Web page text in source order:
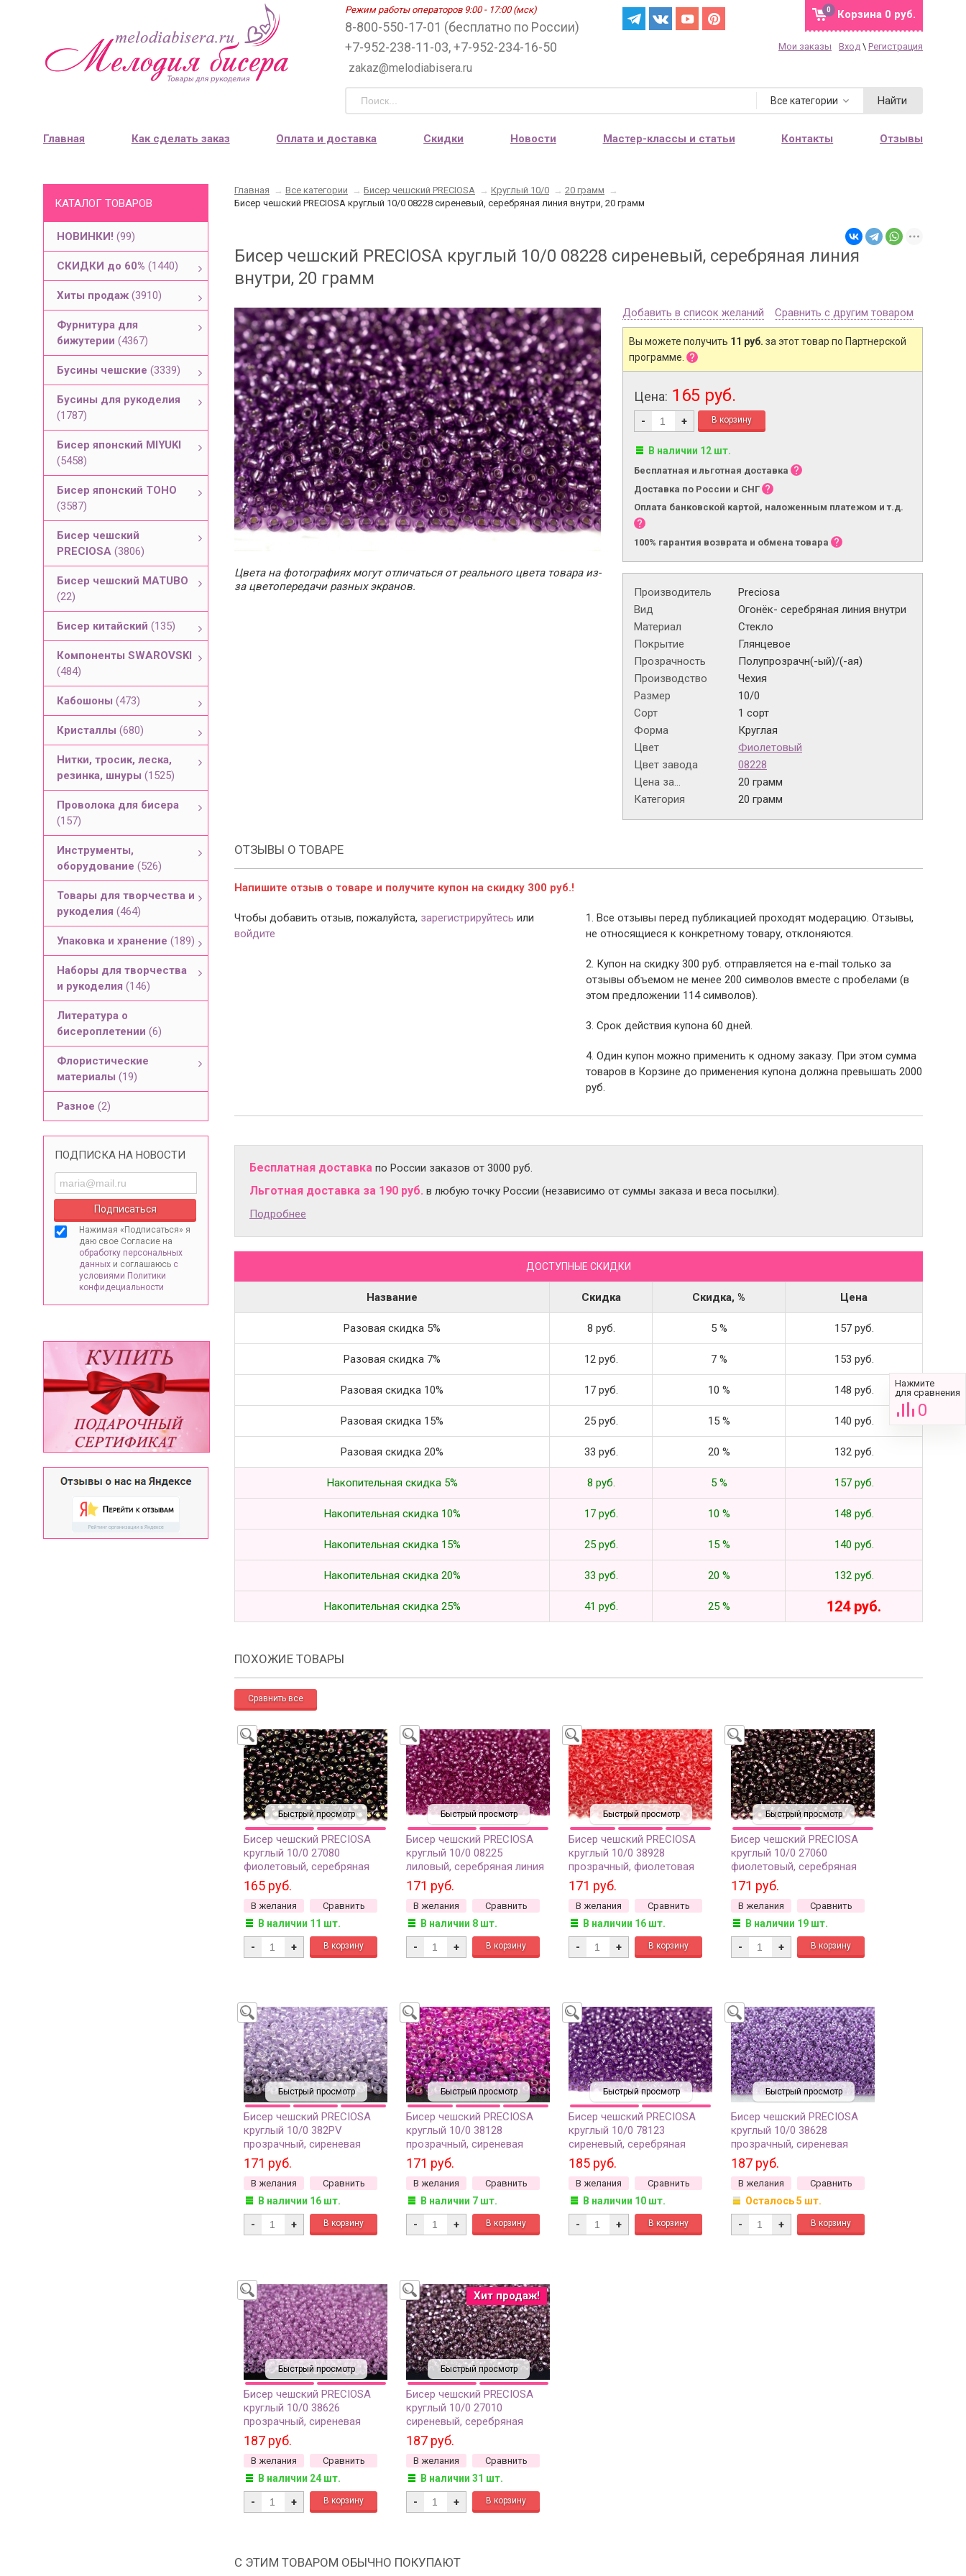
Режим работы операторов 9:00 - 17:00 (мск)
8-800-550-17-01 (бесплатно по России)
+7-952-238-11-03, +7-952-234-16-50
zakaz@melodiabisera.ru
Корзина 0 руб.
0
Мои заказы Вход \ Регистрация
Все категории Найти
Главная Как сделать заказ Оплата и доставка Скидки Новости Мастер-классы и статьи Контакты Отзывы
КАТАЛОГ ТОВАРОВ
НОВИНКИ! (99)
СКИДКИ до 60% (1440)
Хиты продаж (3910)
Фурнитура для
бижутерии (4367)
Бусины чешские (3339)
Бусины для рукоделия
(1787)
Бисер японский MIYUKI
(5458)
Бисер японский TOHO
(3587)
Бисер чешский
PRECIOSA (3806)
Бисер чешский MATUBO
(22)
Бисер китайский (135)
Компоненты SWAROVSKI
(484)
Кабошоны (473)
Кристаллы (680)
Нитки, тросик, леска,
резинка, шнуры (1525)
Проволока для бисера
(157)
Инструменты,
оборудование (526)
Товары для творчества и
рукоделия (464)
Упаковка и хранение (189)
Наборы для творчества
и рукоделия (146)
Литература о
бисероплетении (6)
Флористические
материалы (19)
Разное (2)
ПОДПИСКА НА НОВОСТИ
Нажимая «Подписаться» я
даю свое Согласие на
обработку персональных
данных и соглашаюсь с
условиями Политики
конфидециальности
Главная → Все категории → Бисер чешский PRECIOSA → Круглый 10/0 → 20 грамм
→
Бисер чешский PRECIOSA круглый 10/0 08228 сиреневый, серебряная линия внутри, 20 грамм
Бисер чешский PRECIOSA круглый 10/0 08228 сиреневый, серебряная линия
внутри, 20 грамм
Цвета на фотографиях могут отличаться от реального цвета товара из-
за цветопередачи разных экранов.
Добавить в список желаний Сравнить с другим товаром
Вы можете получить 11 руб. за этот товар по Партнерской
программе.
Цена: 165 руб.
- +
В наличии 12 шт.
Бесплатная и льготная доставка
Доставка по России и СНГ
Оплата банковской картой, наложенным платежом и т.д.
100% гарантия возврата и обмена товара
Производитель
Preciosa
Вид
Огонёк- серебряная линия внутри
Материал
Стекло
Покрытие
Глянцевое
Прозрачность
Полупрозрачн(-ый)/(-ая)
Производство
Чехия
Размер
10/0
Сорт
1 сорт
Форма
Круглая
Цвет
Фиолетовый
Цвет завода
08228
Цена за...
20 грамм
Категория
20 грамм
ОТЗЫВЫ О ТОВАРЕ
Напишите отзыв о товаре и получите купон на скидку 300 руб.!
Чтобы добавить отзыв, пожалуйста, зарегистрируйтесь или
войдите
1. Все отзывы перед публикацией проходят модерацию. Отзывы,
не относящиеся к конкретному товару, отклоняются.
2. Купон на скидку 300 руб. отправляется на e-mail только за
отзывы объемом не менее 200 символов вместе с пробелами (в
этом предложении 114 символов).
3. Срок действия купона 60 дней.
4. Один купон можно применить к одному заказу. При этом сумма
товаров в Корзине до применения купона должна превышать 2000
руб.
Бесплатная доставка по России заказов от 3000 руб.
Льготная доставка за 190 руб. в любую точку России (независимо от суммы заказа и веса посылки).
Подробнее
ДОСТУПНЫЕ СКИДКИ
Название Скидка Скидка, % Цена
Разовая скидка 5% 8 руб. 5 % 157 руб.
Разовая скидка 7% 12 руб. 7 % 153 руб.
Разовая скидка 10% 17 руб. 10 % 148 руб.
Разовая скидка 15% 25 руб. 15 % 140 руб.
Разовая скидка 20% 33 руб. 20 % 132 руб.
Накопительная скидка 5% 8 руб. 5 % 157 руб.
Накопительная скидка 10% 17 руб. 10 % 148 руб.
Накопительная скидка 15% 25 руб. 15 % 140 руб.
Накопительная скидка 20% 33 руб. 20 % 132 руб.
Накопительная скидка 25% 41 руб. 25 % 124 руб.
ПОХОЖИЕ ТОВАРЫ
Быстрый просмотр
Бисер чешский PRECIOSA
круглый 10/0 27080
фиолетовый, серебряная
линия внутри, квадратное
отверстие, 20 грамм
165 руб.
В желания Сравнить
В наличии 11 шт.
- +
Быстрый просмотр
Бисер чешский PRECIOSA
круглый 10/0 08225
лиловый, серебряная линия
внутри, 20 грамм
171 руб.
В желания Сравнить
В наличии 8 шт.
- +
Быстрый просмотр
Бисер чешский PRECIOSA
круглый 10/0 38928
прозрачный, фиолетовая
перламутровая линия
внутри, 20 грамм
171 руб.
В желания Сравнить
В наличии 16 шт.
- +
Быстрый просмотр
Бисер чешский PRECIOSA
круглый 10/0 27060
фиолетовый, серебряная
линия внутри, квадратное
отверстие, 20 грамм
171 руб.
В желания Сравнить
В наличии 19 шт.
- +
Быстрый просмотр
Бисер чешский PRECIOSA
круглый 10/0 382PV
прозрачный, сиреневая
перламутровая линия
внутри, 20 грамм
171 руб.
В желания Сравнить
В наличии 16 шт.
- +
Быстрый просмотр
Бисер чешский PRECIOSA
круглый 10/0 38128
прозрачный, сиреневая
линия внутри, 20 грамм
171 руб.
В желания Сравнить
В наличии 7 шт.
- +
Быстрый просмотр
Бисер чешский PRECIOSA
круглый 10/0 78123
сиреневый, серебряная
линия внутри, 20 грамм
185 руб.
В желания Сравнить
В наличии 10 шт.
- +
Быстрый просмотр
Бисер чешский PRECIOSA
круглый 10/0 38628
прозрачный, сиреневая
линия внутри, 20 грамм
187 руб.
В желания Сравнить
Осталось 5 шт.
- +
Быстрый просмотр
Бисер чешский PRECIOSA
круглый 10/0 38626
прозрачный, сиреневая
линия внутри, 20 грамм
187 руб.
В желания Сравнить
В наличии 24 шт.
- +
Быстрый просмотр
Хит продаж!
Бисер чешский PRECIOSA
круглый 10/0 27010
сиреневый, серебряная
линия внутри, квадратное
отверстие, 20 грамм
187 руб.
В желания Сравнить
В наличии 31 шт.
- +
С ЭТИМ ТОВАРОМ ОБЫЧНО ПОКУПАЮТ
Нажмите
для сравнения
0